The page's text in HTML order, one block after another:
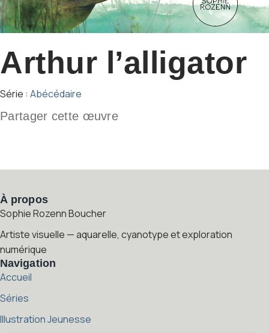
Arthur l’alligator
Série : Abécédaire
Partager cette œuvre
À propos
Sophie Rozenn Boucher
Artiste visuelle — aquarelle, cyanotype et exploration
numérique
Navigation
Accueil
Séries
Illustration Jeunesse